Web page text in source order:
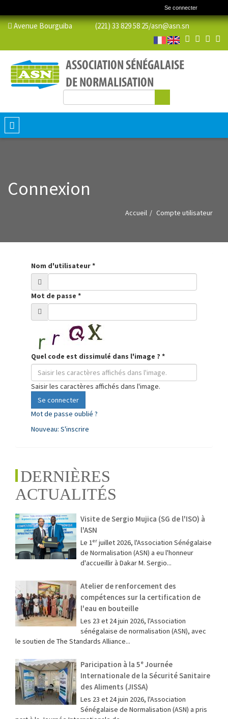
Se connecter
Avenue Bourguiba (221) 33 829 58 25/asn@asn.sn
Formulaire de recherche
Toggle
navigation
Connexion
Accueil Compte utilisateur
Nom d'utilisateur*
Mot de passe *
Quel code est dissimulé dans l'image ? *
Saisir les caractères affichés dans l'image.
Se connecter
Mot de passe oublié ?
Nouveau: S'inscrire
DERNIÈRES
ACTUALITÉS
Visite de Sergio Mujica (SG de l'ISO) à
l'ASN
Le 1ᵉʳ juillet 2026, l'Association Sénégalaise
de Normalisation (ASN) a eu l'honneur
d'accueillir à Dakar M. Sergio...
Atelier de renforcement des
compétences sur la certification de
l'eau en bouteille
Les 23 et 24 juin 2026, l'Association
sénégalaise de normalisation (ASN), avec
le soutien de The Standards Alliance...
Paricipation à la 5ᵉ Journée
Internationale de la Sécurité Sanitaire
des Aliments (JISSA)
‎Les 23 et 24 juin 2026, l'Association
Sénégalaise de Normalisation (ASN) a pris